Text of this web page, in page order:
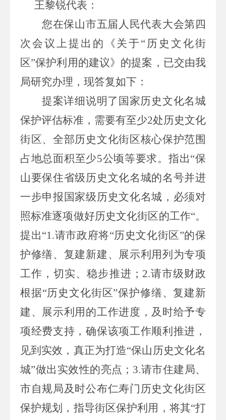
王黎锐代表 ：
您在保山市五届人民代表大会第四
次会议上提出的《关于 “ 历史文化街
区”保护利用的建议》的提案，已交由我
局研究办理，现答复如下：
提案详细说明了 国家历史文化名城
保护评估标准，需要有至少2处历史文化
街区、全部历史文化街区核心保护范围
占地总面积至少5公顷等要求。 指出“保
山要保住省级历史文化名城的名号并进
一步申报国家级历史文化名城，必须对
照标准逐项做好历史文化街区的工作“。
提出“1.请市政府将“历史文化街区”的保
护修缮、复建新建、展示利用列为专项
工作，切实、稳步推进； 2.请市级财政
根据“历史文化街区”保护修缮、复建新
建、展示利用的工作进度，及时给予专
项经费支持，确保该项工作顺利推进，
见到实效，真正为打造“保山历史文化名
城”做出实效性的亮点； 3.请市住建局、
市自规局及时公布仁寿门历史文化街区
保护规划，指导街区保护利用，将其“打